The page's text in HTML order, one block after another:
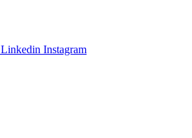
Linkedin Instagram